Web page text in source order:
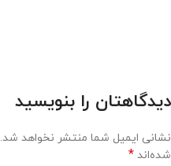
دیدگاهتان را بنویسید
نشانی ایمیل شما منتشر نخواهد شد.
شده‌اند *